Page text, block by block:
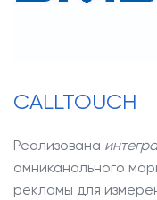
CALLTOUCH
Реализована
омниканального
рекламы для